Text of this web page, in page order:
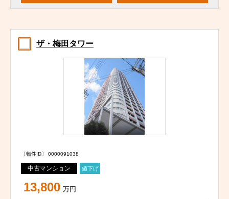
ザ・梅田タワー
〔物件ID〕 0000091038
中古マンション 値下げ
13,800 万円